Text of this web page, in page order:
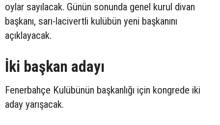
oylar sayılacak. Günün sonunda genel kurul divan
başkanı, sarı-lacivertli kulübün yeni başkanını
açıklayacak.
İki başkan adayı
Fenerbahçe Kulübünün başkanlığı için kongrede iki
aday yarışacak.